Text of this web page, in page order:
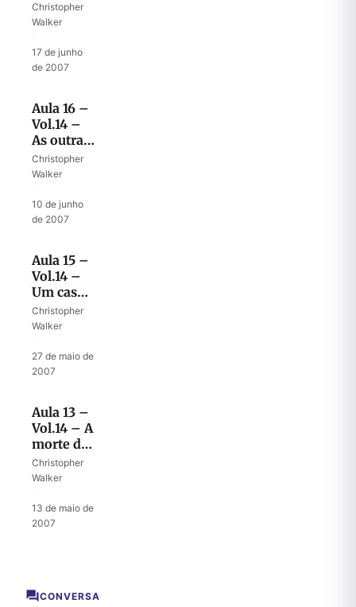
de Joabe
Christopher
Walker
17 de junho
de 2007
Aula 16 –
Vol.14 –
As outras
personagens
na
de
Amnom
Christopher
Walker
10 de junho
de 2007
Aula 15 –
Vol.14 –
Um caso
de amor
eros
Christopher
Walker
27 de maio de
2007
Aula 13 –
Vol.14 – A
morte do
filho
Christopher
Walker
13 de maio de
2007
CONVERSA